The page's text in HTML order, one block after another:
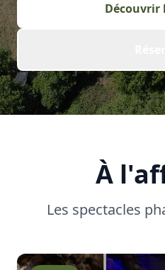
Découvrir
À
Les spectacles